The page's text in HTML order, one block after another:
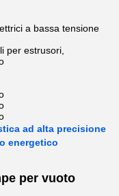
a bassa tensione
per estrusori,
ad alta precisione
energetico
per vuoto